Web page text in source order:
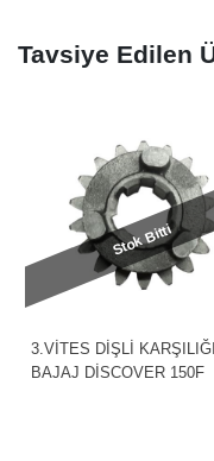
Tavsiye Edilen
Stok Bitti
3.VİTES DİŞLİ KARŞILIĞI
BAJAJ DİSCOVER 150F